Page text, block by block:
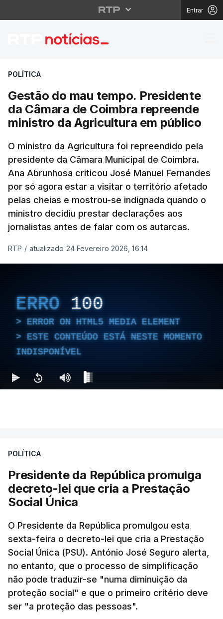
Entrar
Gestão do mau
POLÍTICA
Gestão do mau tempo. Presidente
da Câmara de Coimbra repreende
ministro da Agricultura em público
O ministro da Agricultura foi repreendido pela
presidente da Câmara Municipal de Coimbra.
Ana Abrunhosa criticou José Manuel Fernandes
por só agora estar a visitar o território afetado
pelas cheias e mostrou-se indignada quando o
ministro decidiu prestar declarações aos
jornalistas antes de falar com os autarcas.
RTP / atualizado 24 Fevereiro 2026, 16:14
ERRO 100
ERROR ON HTML5 MEDIA ELEMENT
ESTE CONTEÚDO ESTÁ NESTE MOMENTO
INDISPONÍVEL
POLÍTICA
Presidente da República promulga
decreto-lei que cria a Prestação
Social Única
O Presidente da República promulgou esta
sexta-feira o decreto-lei que cria a Prestação
Social Única (PSU). António José Seguro alerta,
no entanto, que o processo de simplificação
não pode traduzir-se "numa diminuição da
proteção social" e que o primeiro critério deve
ser "a proteção das pessoas".